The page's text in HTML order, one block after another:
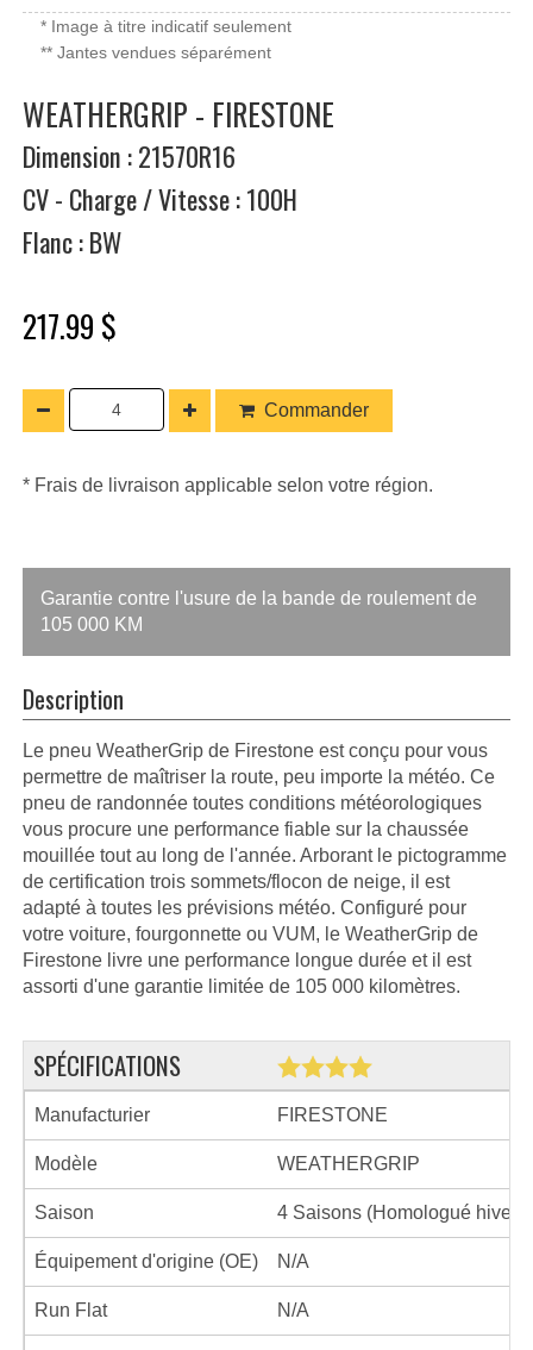
* Image à titre indicatif seulement
** Jantes vendues séparément
WEATHERGRIP - FIRESTONE
Dimension : 21570R16
CV - Charge / Vitesse : 100H
Flanc : BW
217.99 $
Commander
* Frais de livraison applicable selon votre région.
Garantie contre l'usure de la bande de roulement de
105 000 KM
Description
Le pneu WeatherGrip de Firestone est conçu pour vous
permettre de maîtriser la route, peu importe la météo. Ce
pneu de randonnée toutes conditions météorologiques
vous procure une performance fiable sur la chaussée
mouillée tout au long de l'année. Arborant le pictogramme
de certification trois sommets/flocon de neige, il est
adapté à toutes les prévisions météo. Configuré pour
votre voiture, fourgonnette ou VUM, le WeatherGrip de
Firestone livre une performance longue durée et il est
assorti d'une garantie limitée de 105 000 kilomètres.
SPÉCIFICATIONS
Manufacturier FIRESTONE
Modèle WEATHERGRIP
Saison 4 Saisons (Homologué hiver)
Équipement d'origine (OE) N/A
Run Flat N/A